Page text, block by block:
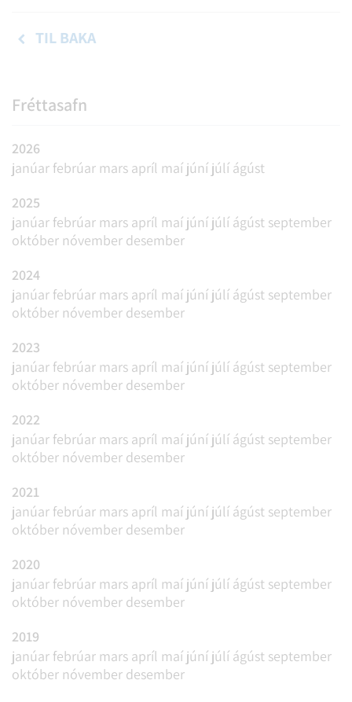
TIL BAKA
Fréttasafn
2026
janúar febrúar mars apríl maí júní júlí ágúst
2025
janúar febrúar mars apríl maí júní júlí ágúst september
október nóvember desember
2024
janúar febrúar mars apríl maí júní júlí ágúst september
október nóvember desember
2023
janúar febrúar mars apríl maí júní júlí ágúst september
október nóvember desember
2022
janúar febrúar mars apríl maí júní júlí ágúst september
október nóvember desember
2021
janúar febrúar mars apríl maí júní júlí ágúst september
október nóvember desember
2020
janúar febrúar mars apríl maí júní júlí ágúst september
október nóvember desember
2019
janúar febrúar mars apríl maí júní júlí ágúst september
október nóvember desember